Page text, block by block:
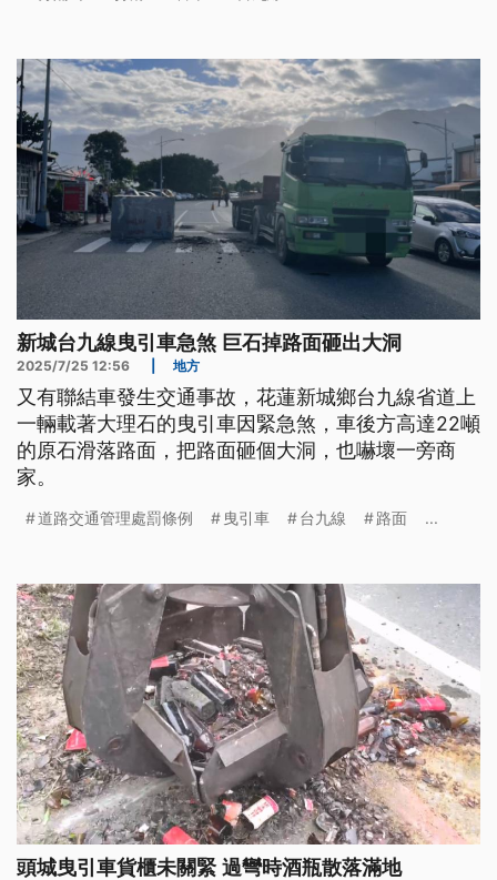
新城台九線曳引車急煞 巨石掉路面砸出大洞
2025/7/25 12:56 地方
又有聯結車發生交通事故，花蓮新城鄉台九線省道上
一輛載著大理石的曳引車因緊急煞，車後方高達22噸
的原石滑落路面，把路面砸個大洞，也嚇壞一旁商
家。
道路交通管理處罰條例 曳引車 台九線 路面 ...
頭城曳引車貨櫃未關緊 過彎時酒瓶散落滿地